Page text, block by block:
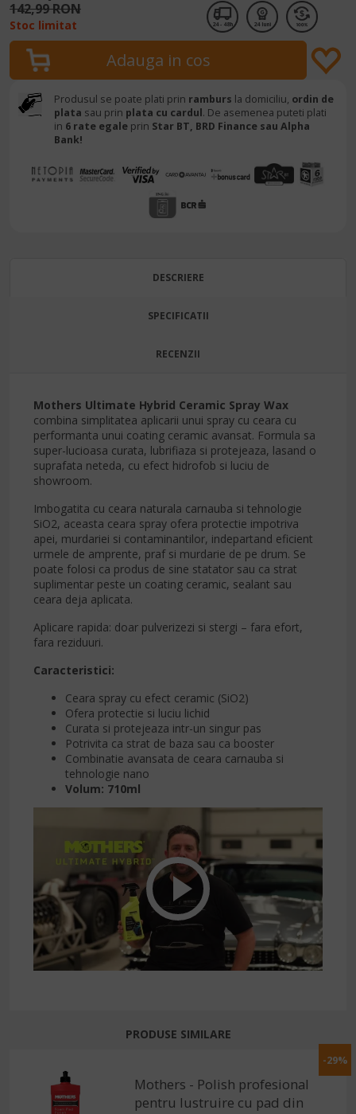
142,99 RON
Stoc limitat 24 - 48h 24 luni
Produsul se poate plati prin ramburs la domiciliu, ordin de
plata sau prin plata cu cardul. De asemenea puteti plati
in 6 rate egale prin Star BT, BRD Finance sau Alpha
Bank!
DESCRIERE
SPECIFICATII
RECENZII
Mothers Ultimate Hybrid Ceramic Spray Wax
combina simplitatea aplicarii unui spray cu ceara cu
performanta unui coating ceramic avansat. Formula sa
super-lucioasa curata, lubrifiaza si protejeaza, lasand o
suprafata neteda, cu efect hidrofob si luciu de
showroom.
Imbogatita cu ceara naturala carnauba si tehnologie
SiO2, aceasta ceara spray ofera protectie impotriva
apei, murdariei si contaminantilor, indepartand eficient
urmele de amprente, praf si murdarie de pe drum. Se
poate folosi ca produs de sine statator sau ca strat
suplimentar peste un coating ceramic, sealant sau
ceara deja aplicata.
Aplicare rapida: doar pulverizezi si stergi – fara efort,
fara reziduuri.
Caracteristici:
Ceara spray cu efect ceramic (SiO2)
Ofera protectie si luciu lichid
Curata si protejeaza intr-un singur pas
Potrivita ca strat de baza sau ca booster
Combinatie avansata de ceara carnauba si
tehnologie nano
Volum: 710ml
PRODUSE SIMILARE
-29%
Mothers - Polish profesional
pentru lustruire cu pad din